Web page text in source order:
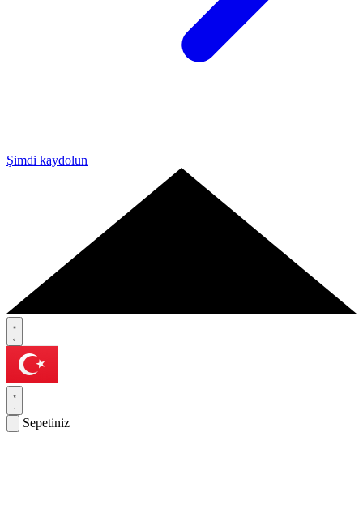
Şimdi kaydolun
Sepetiniz